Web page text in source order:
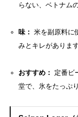
らない、ベトナム
味： 米を副原料に
みとキレがあります
おすすめ：
定番ビ
堂で、氷をたっぷ